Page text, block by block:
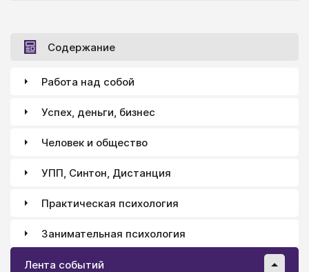
Содержание
Работа над собой
Успех, деньги, бизнес
Человек и общество
УПП, Синтон, Дистанция
Практическая психология
Занимательная психология
Лента событий